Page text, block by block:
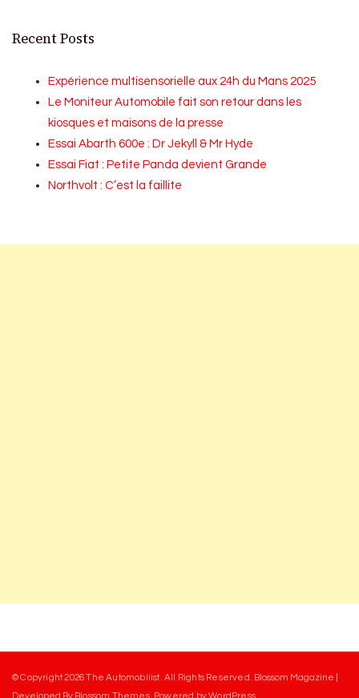
Recent Posts
Expérience multisensorielle aux 24h du Mans 2025
Le Moniteur Automobile fait son retour dans les
kiosques et maisons de la presse
Essai Abarth 600e : Dr Jekyll & Mr Hyde
Essai Fiat : Petite Panda devient Grande
Northvolt : C’est la faillite
© Copyright 2026The Automobilist. All Rights Reserved. Blossom Magazine |
Developed By Blossom Themes. Powered byWordPress